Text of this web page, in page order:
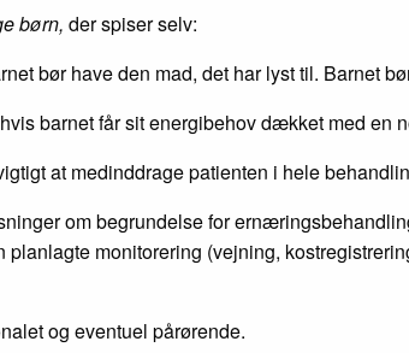
børn, der spiser selv:
bør have den mad, det har lyst til. Barnet
barnet får sit energibehov dækket med en
at medinddrage patienten i hele
om begrundelse for
monitorering (vejning,
og eventuel pårørende.